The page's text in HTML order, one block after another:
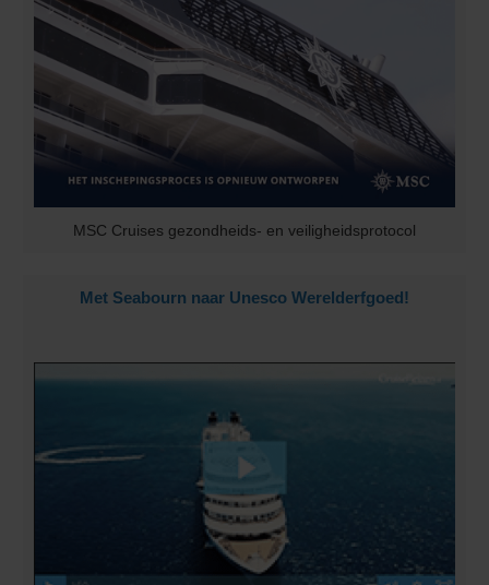
MSC Cruises gezondheids- en veiligheidsprotocol
Met Seabourn naar Unesco Werelderfgoed!